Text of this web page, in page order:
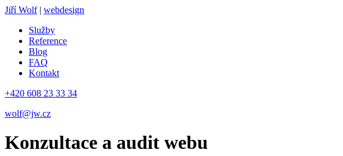
Jiří Wolf | webdesign
Služby
Reference
Blog
FAQ
Kontakt
+420 608 23 33 34
wolf@jw.cz
Konzultace a audit webu